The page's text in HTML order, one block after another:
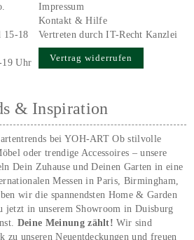
15-18
19 Uhr
Impressum
Kontakt & Hilfe
Vertreten durch IT-Recht Kanzlei
Vertrag widerrufen
& Inspiration
bei YOH‑ART Ob stilvolle
oder trendige Accessoires – unsere
Dein Zuhause und Deinen Garten in eine
Messen in Paris, Birmingham,
wir die spannendsten Home & Garden
jetzt in unserem Showroom in Duisburg
Deine Meinung zählt!Wir sind
zu unseren Neuentdeckungen und freuen